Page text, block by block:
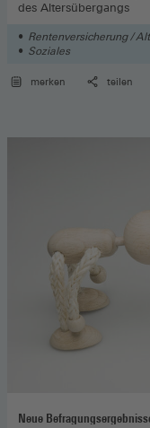
des Altersübergangs
Rentenversicherung /
Soziales
merken teilen
Neue